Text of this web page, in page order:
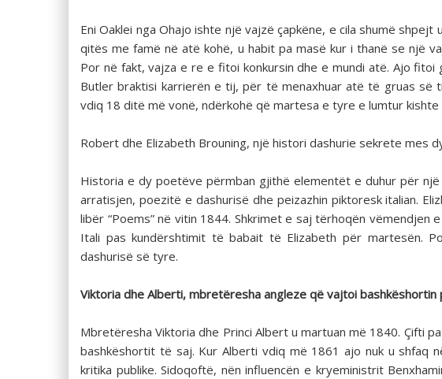
Eni Oaklei nga Ohajo ishte një vajzë çapkëne, e cila shumë
qitës me famë në atë kohë, u habit pa masë kur i thanë se një
Por në fakt, vajza e re e fitoi konkursin dhe e mundi atë. Ajo
Butler braktisi karrierën e tij, për të menaxhuar atë të gruas së
vdiq 18 ditë më vonë, ndërkohë që martesa e tyre e lumtur
Robert dhe Elizabeth Brouning, një histori dashurie sekrete mes
Historia e dy poetëve përmban gjithë elementët e duhur për
arratisjen, poezitë e dashurisë dhe peizazhin piktoresk italian.
libër “Poems” në vitin 1844. Shkrimet e saj tërhoqën
Itali pas kundërshtimit të babait të Elizabeth për martesën.
dashurisë së tyre.
Viktoria dhe Alberti, mbretëresha angleze që vajtoi
Mbretëresha Viktoria dhe Princi Albert u martuan më 1840. Çifti
bashkëshortit të saj. Kur Alberti vdiq më 1861 ajo nuk u shfaq
kritika publike. Sidoqoftë, nën influencën e kryeministrit